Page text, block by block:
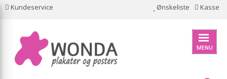
Kundeservice Ønskeliste Kasse
MENU